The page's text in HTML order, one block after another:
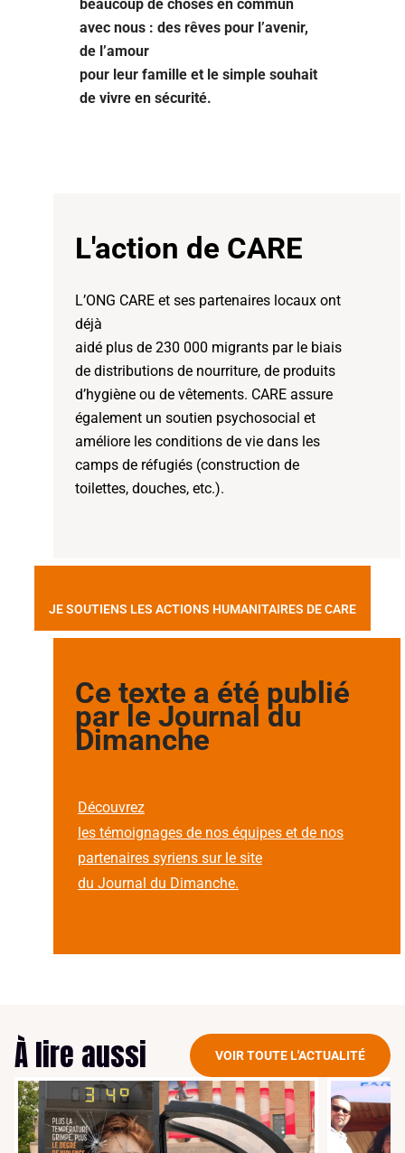
beaucoup de choses en commun
avec nous : des rêves pour l’avenir,
de l’amour
pour leur famille et le simple souhait
de vivre en sécurité.
L'action de CARE
L’ONG CARE et ses partenaires locaux ont
déjà
aidé plus de 230 000 migrants par le biais
de distributions de nourriture, de produits
d’hygiène ou de vêtements. CARE assure
également un soutien psychosocial et
améliore les conditions de vie dans les
camps de réfugiés (construction de
toilettes, douches, etc.).
JE SOUTIENS LES ACTIONS HUMANITAIRES DE CARE
Ce texte a été publié
par le Journal du
Dimanche
Découvrez
les témoignages de nos équipes et de nos
partenaires syriens sur le site
du Journal du Dimanche.
À lire aussi VOIR TOUTE L'ACTUALITÉ